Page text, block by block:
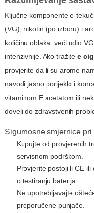
Ključne komponente e-
(VG), nikotin (po izboru) i
količinu oblaka: veći udio
intenzivnije. Ako tražite e
provjerite da li su arome
navodi jasno porijeklo i
vitaminom E acetatom ili
doveli do zdravstvenih
Sigurnosne smjernice
Kupujte od provjerenih
servisnom podrškom.
Provjerite postoji li CE
o testiranju baterija.
Ne upotrebljavajte
preporučene punjače.